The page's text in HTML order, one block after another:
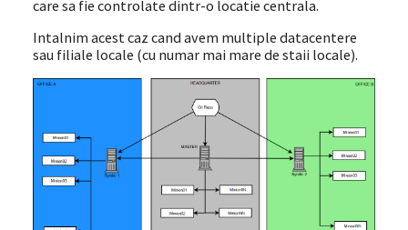
care sa fie controlate dintr-o locatie centrala.
Intalnim acest caz cand avem multiple datacentere
sau filiale locale (cu numar mai mare de staii locale).